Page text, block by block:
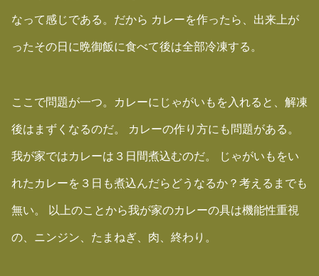
なって感じである。だから カレーを作ったら、出来上が
ったその日に晩御飯に食べて後は全部冷凍する。
ここで問題が一つ。カレーにじゃがいもを入れると、解凍
後はまずくなるのだ。 カレーの作り方にも問題がある。
我が家ではカレーは３日間煮込むのだ。 じゃがいもをい
れたカレーを３日も煮込んだらどうなるか？考えるまでも
無い。 以上のことから我が家のカレーの具は機能性重視
の、ニンジン、たまねぎ、肉、終わり。